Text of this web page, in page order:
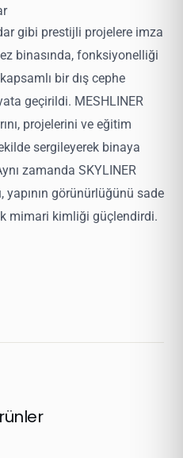
gibi prestijli projelere imza
binasında, fonksiyonelliği
bir dış cephe
geçirildi. MESHLINER
projelerini ve eğitim
sergileyerek binaya
zamanda SKYLINER
yapının görünürlüğünü sade
mimari kimliği güçlendirdi.